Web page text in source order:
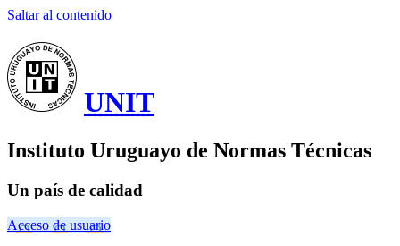
Saltar al contenido
UNIT
Instituto Uruguayo de Normas Técnicas
Un país de calidad
Acceso de usuario